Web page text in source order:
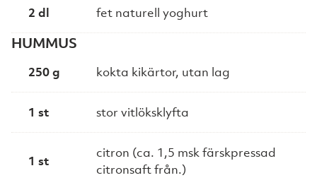
2 dl fet naturell yoghurt
HUMMUS
250 g kokta kikärtor, utan lag
1 st stor vitlöksklyfta
1 st
citron (ca. 1,5 msk färskpressad
citronsaft från.)